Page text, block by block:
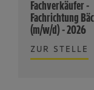
Fachverkäufer -
Fachrichtung
(m/w/d) - 2026
ZUR STELLE